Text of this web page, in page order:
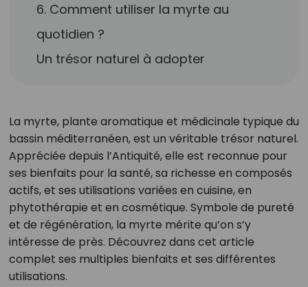
6. Comment utiliser la myrte au
quotidien ?
Un trésor naturel à adopter
La myrte, plante aromatique et médicinale typique du
bassin méditerranéen, est un véritable trésor naturel.
Appréciée depuis l’Antiquité, elle est reconnue pour
ses bienfaits pour la santé, sa richesse en composés
actifs, et ses utilisations variées en cuisine, en
phytothérapie et en cosmétique. Symbole de pureté
et de régénération, la myrte mérite qu’on s’y
intéresse de près. Découvrez dans cet article
complet ses multiples bienfaits et ses différentes
utilisations.